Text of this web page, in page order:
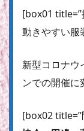
[box01 title=”
動きやすい
新型コロナウ
ンでの開催に
[box02 title=”